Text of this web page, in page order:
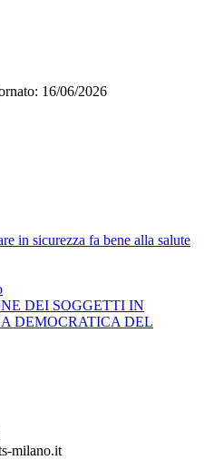
16/06/2026
in sicurezza fa bene alla salute
DEI SOGGETTI IN
DEMOCRATICA DEL
milano.it